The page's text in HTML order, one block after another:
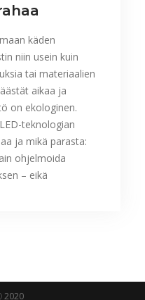
käden
niin usein kuin
tai materiaalien
aikaa ja
on ekologinen.
teknologian
ja mikä parasta:
ohjelmoida
– eikä
2020